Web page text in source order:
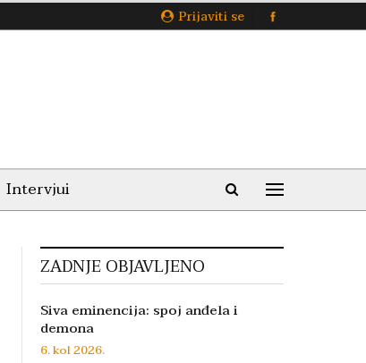
Prijaviti se
Intervjui
ZADNJE OBJAVLJENO
Siva eminencija: spoj anđela i
demona
6. kol 2026.